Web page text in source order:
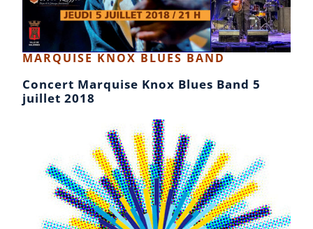
MARQUISE KNOX BLUES BAND
Concert Marquise Knox Blues Band 5
juillet 2018